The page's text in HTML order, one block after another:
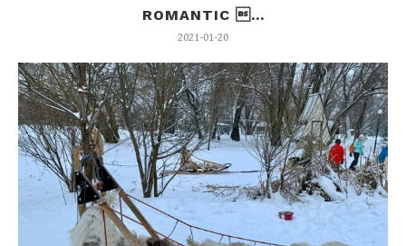
ROMANTIC ...
2021-01-20